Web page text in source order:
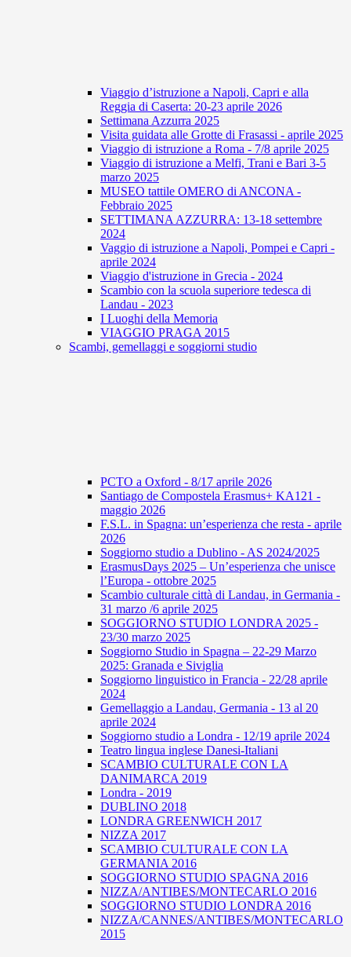
Viaggio d’istruzione a Napoli, Capri e alla
Reggia di Caserta: 20-23 aprile 2026
Settimana Azzurra 2025
Visita guidata alle Grotte di Frasassi - aprile 2025
Viaggio di istruzione a Roma - 7/8 aprile 2025
Viaggio di istruzione a Melfi, Trani e Bari 3-5
marzo 2025
MUSEO tattile OMERO di ANCONA -
Febbraio 2025
SETTIMANA AZZURRA: 13-18 settembre
2024
Vaggio di istruzione a Napoli, Pompei e Capri -
aprile 2024
Viaggio d'istruzione in Grecia - 2024
Scambio con la scuola superiore tedesca di
Landau - 2023
I Luoghi della Memoria
VIAGGIO PRAGA 2015
Scambi, gemellaggi e soggiorni studio
PCTO a Oxford - 8/17 aprile 2026
Santiago de Compostela Erasmus+ KA121 -
maggio 2026
F.S.L. in Spagna: un’esperienza che resta - aprile
2026
Soggiorno studio a Dublino - AS 2024/2025
ErasmusDays 2025 – Un’esperienza che unisce
l’Europa - ottobre 2025
Scambio culturale città di Landau, in Germania -
31 marzo /6 aprile 2025
SOGGIORNO STUDIO LONDRA 2025 -
23/30 marzo 2025
Soggiorno Studio in Spagna – 22-29 Marzo
2025: Granada e Siviglia
Soggiorno linguistico in Francia - 22/28 aprile
2024
Gemellaggio a Landau, Germania - 13 al 20
aprile 2024
Soggiorno studio a Londra - 12/19 aprile 2024
Teatro lingua inglese Danesi-Italiani
SCAMBIO CULTURALE CON LA
DANIMARCA 2019
Londra - 2019
DUBLINO 2018
LONDRA GREENWICH 2017
NIZZA 2017
SCAMBIO CULTURALE CON LA
GERMANIA 2016
SOGGIORNO STUDIO SPAGNA 2016
NIZZA/ANTIBES/MONTECARLO 2016
SOGGIORNO STUDIO LONDRA 2016
NIZZA/CANNES/ANTIBES/MONTECARLO
2015